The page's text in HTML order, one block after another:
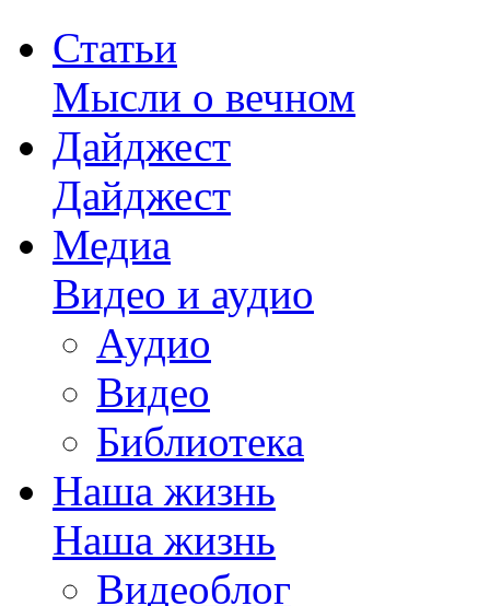
Статьи
Мысли о вечном
Дайджест
Дайджест
Медиа
Видео и аудио
Аудио
Видео
Библиотека
Наша жизнь
Наша жизнь
Видеоблог